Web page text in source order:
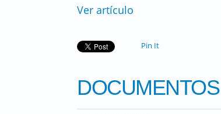
Ver artículo
Pin It
DOCUMENTOS